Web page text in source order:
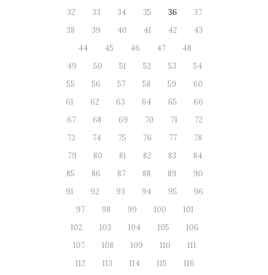
32
33 34 35 36
37
38
39 40 41 42
43
44
45 46 47
48
49
50 51 52 53
54
55
56 57 58 59
60
61
62 63 64 65
66
67
68 69 70 71
72
73
74 75 76 77
78
79
80 81 82 83
84
85
86 87 88 89
90
91
92 93 94 95
96
97
98 99 100
101
102
103 104 105
106
107
108 109 110
111
112
113 114 115
116